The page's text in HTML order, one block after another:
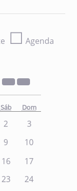
☐ Agenda
Sáb Dom
2
3
9
10
16
17
23
24